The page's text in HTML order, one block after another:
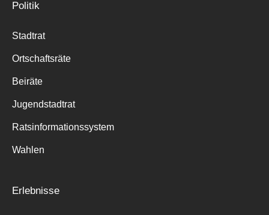
Politik
Stadtrat
Ortschaftsräte
Beiräte
Jugendstadtrat
Ratsinformationssystem
Wahlen
Erlebnisse